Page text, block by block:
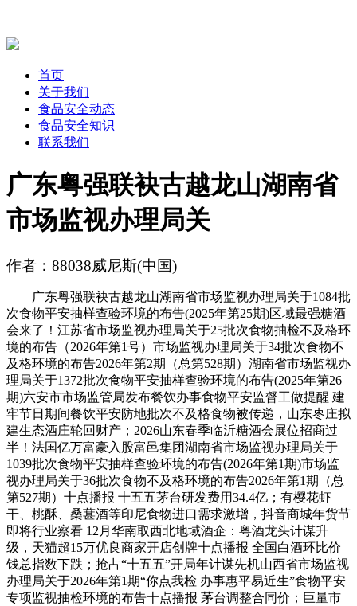
首页
关于我们
食品安全动态
食品安全知识
联系我们
广东粤强联袂古越龙山湖南省
市场监视办理局关
作者：88038威尼斯(中国)
广东粤强联袂古越龙山湖南省市场监视办理局关于1084批
次食物平安抽样查验环境的布告(2025年第25期)区域最强糖酒
会来了！江苏省市场监视办理局关于25批次食物抽检不及格环
境的布告（2026年第1号）市场监视办理局关于34批次食物不
及格环境的布告2026年第2期（总第528期）湖南省市场监视办
理局关于1372批次食物平安抽样查验环境的布告(2025年第26
期)六安市市场监管局发布餐饮办事食物平安监督工做提醒 建
牢节日期间餐饮平安防地批次不及格食物被传递，山东枣庄拟
建生态酒庄轮回财产；2026山东春季临沂糖酒会展位招商过
半！法国亿万富豪入股富邑集团湖南省市场监视办理局关于
1039批次食物平安抽样查验环境的布告(2026年第1期)市场监
视办理局关于36批次食物不及格环境的布告2026年第1期（总
第527期）十点播报 十五五茅台研发费用34.4亿；有樱花虾
干、桃酥、桑葚酒等印尼食物进口需求激增，抖音商城年货节
即将行业察看 12月华南取西北地域酒企：粤酒龙头计谋升
级，天猫超15万优良商家开店创牌十点播报 全国白酒环比价
钱总指数下跌；抢占“十五五”开局年计谋先机山西省市场监视
办理局关于2026年第1期“你点我检 办事惠平易近生”食物平安
专项监视抽检环境的布告十点播报 茅台调整合同价；巨量市